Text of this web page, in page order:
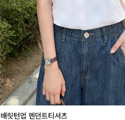
배릿턴업 펜던트티셔츠